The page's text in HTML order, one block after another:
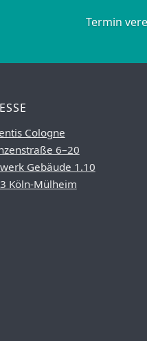
Termin
Cologne
6–20
Gebäude 1.10
Köln-Mülheim